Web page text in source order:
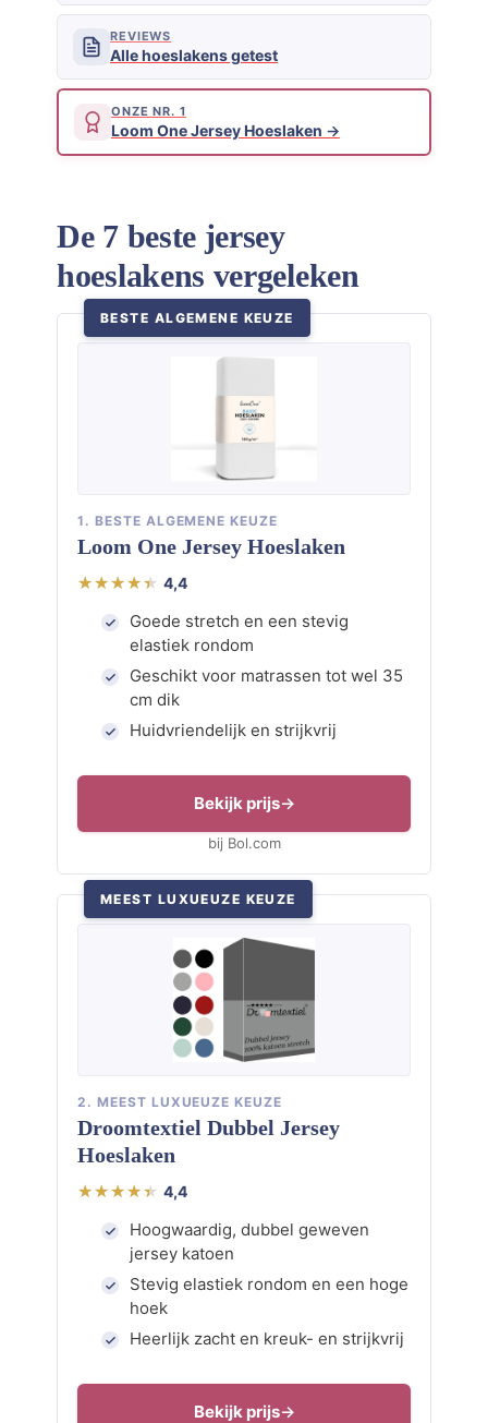
REVIEWS
Alle hoeslakens getest
ONZE NR. 1
Loom One Jersey Hoeslaken
De 7 beste jersey
hoeslakens vergeleken
BESTE ALGEMENE KEUZE
1. BESTE ALGEMENE KEUZE
Loom One Jersey Hoeslaken
4,4
Goede stretch en een stevig
elastiek rondom
Geschikt voor matrassen tot wel 35
cm dik
Huidvriendelijk en strijkvrij
Bekijk prijs
bij Bol.com
MEEST LUXUEUZE KEUZE
2. MEEST LUXUEUZE KEUZE
Droomtextiel Dubbel Jersey
Hoeslaken
4,4
Hoogwaardig, dubbel geweven
jersey katoen
Stevig elastiek rondom en een hoge
hoek
Heerlijk zacht en kreuk- en strijkvrij
Bekijk prijs